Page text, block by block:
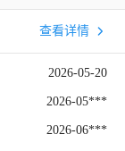
查看详情
2026-05-20
2026-05***
2026-06***